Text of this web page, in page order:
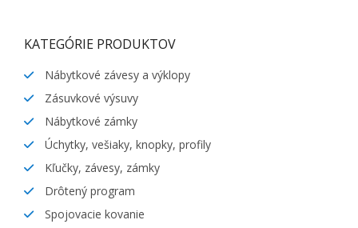
KATEGÓRIE PRODUKTOV
Nábytkové závesy a výklopy
Zásuvkové výsuvy
Nábytkové zámky
Úchytky, vešiaky, knopky, profily
Kľučky, závesy, zámky
Drôtený program
Spojovacie kovanie